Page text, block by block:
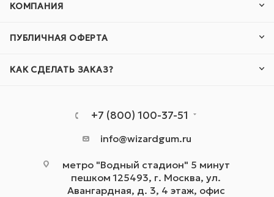
КОМПАНИЯ
ПУБЛИЧНАЯ ОФЕРТА
КАК СДЕЛАТЬ ЗАКАЗ?
+7 (800) 100-37-51
info@wizardgum.ru
метро "Водный стадион" 5 минут
пешком 125493, г. Москва, ул.
Авангардная, д. 3, 4 этаж, офис